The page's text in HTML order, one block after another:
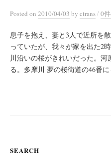
Posted on 2010/04/03 by ctrans/0
息子を抱え、妻と3人で近所を
っていたが、我々が家を出た2
川沿いの桜がきれいだった。
る。多摩川 夢の桜街道の46番
SEARCH